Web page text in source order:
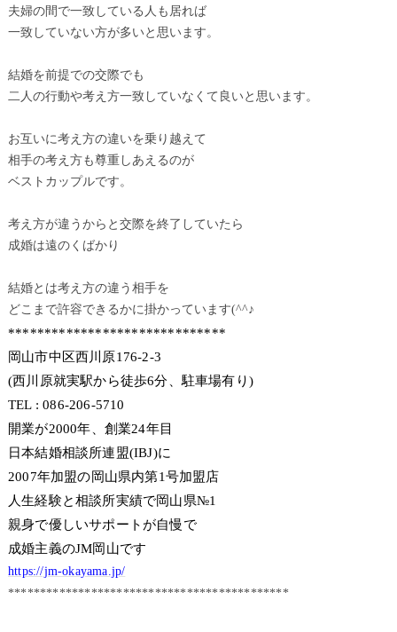
夫婦の間で一致している人も居れば
一致していない方が多いと思います。
結婚を前提での交際でも
二人の行動や考え方一致していなくて良いと思います。
お互いに考え方の違いを乗り越えて
相手の考え方も尊重しあえるのが
ベストカップルです。
考え方が違うからと交際を終了していたら
成婚は遠のくばかり
結婚とは考え方の違う相手を
どこまで許容できるかに掛かっています(^^♪
******************************
岡山市中区西川原176-2-3
(西川原就実駅から徒歩6分、駐車場有り)
TEL : 086-206-5710
開業が2000年、創業24年目
日本結婚相談所連盟(IBJ)に
2007年加盟の岡山県内第1号加盟店
人生経験と相談所実績で岡山県№1
親身で優しいサポートが自慢で
成婚主義のJM岡山です
https://jm-okayama.jp/
********************************************